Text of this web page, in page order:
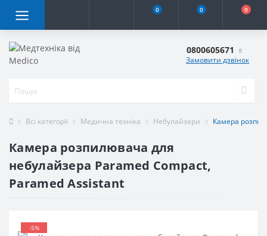
0 0 0
0800605671
Замовити дзвінок
Всі категорії Медична техніка Небулайзери Камера
Камера розпилювача для
небулайзера Paramed Compact,
Paramed Assistant
-5%